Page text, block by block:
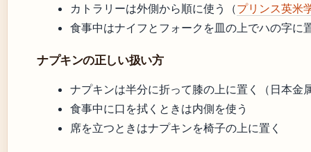
カトラリーは外側から順に使う（プリンス英米
食事中はナイフとフォークを皿の上でハの字に
ナプキンの正しい扱い方
ナプキンは半分に折って膝の上に置く（日本金
食事中に口を拭くときは内側を使う
席を立つときはナプキンを椅子の上に置く